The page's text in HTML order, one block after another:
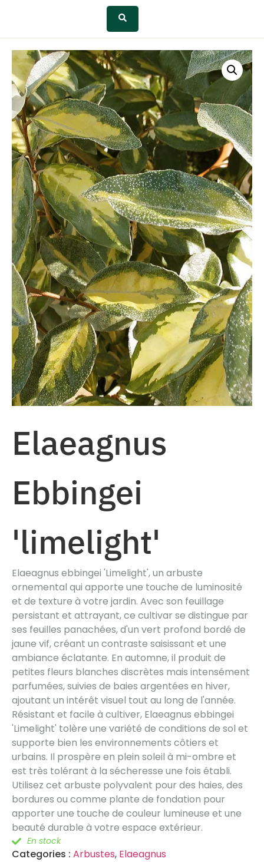
Elaeagnus
Ebbingei
'limelight'
Elaeagnus ebbingei 'Limelight', un arbuste
ornemental qui apporte une touche de luminosité
et de texture à votre jardin. Avec son feuillage
persistant et attrayant, ce cultivar se distingue par
ses feuilles panachées, d'un vert profond bordé de
jaune vif, créant un contraste saisissant et une
ambiance éclatante. En automne, il produit de
petites fleurs blanches discrètes mais intensément
parfumées, suivies de baies argentées en hiver,
ajoutant un intérêt visuel tout au long de l'année.
Résistant et facile à cultiver, Elaeagnus ebbingei
'Limelight' tolère une variété de conditions de sol et
supporte bien les environnements côtiers et
urbains. Il prospère en plein soleil à mi-ombre et
est très tolérant à la sécheresse une fois établi.
Utilisez cet arbuste polyvalent pour des haies, des
bordures ou comme plante de fondation pour
apporter une touche de couleur lumineuse et une
beauté durable à votre espace extérieur.
En stock
Categories : Arbustes, Elaeagnus